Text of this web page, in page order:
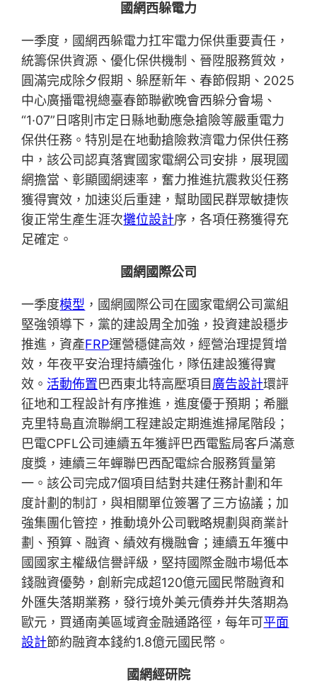
國網西躲電力
一季度，國網西躲電力扛牢電力保供重要責任，
統籌保供資源、優化保供機制、晉陞服務質效，
圓滿完成除夕假期、躲歷新年、春節假期、2025
中心廣播電視總臺春節聯歡晚會西躲分會場、
“1·07”日喀則市定日縣地動應急搶險等嚴重電力
保供任務。特別是在地動搶險救濟電力保供任務
中，該公司認真落實國家電網公司安排，展現國
網擔當、彰顯國網速率，奮力推進抗震救災任務
獲得實效，加速災后重建，幫助國民群眾敏捷恢
復正常生產生涯次攤位設計序，各項任務獲得充
足確定。
國網國際公司
一季度模型 ，國網國際公司在國家電網公司黨組
堅強領導下，黨的建設周全加強，投資建設穩步
推進，資產FRP運營穩健高效，經營治理提質增
效，年夜平安治理持續強化，隊伍建設獲得實
效。 活動佈置巴西東北特高壓項目 廣告設計環評
征地和工程設計有序推進，進度優于預期；希臘
克里特島直流聯網工程建設定期進進掃尾階段；
巴電CPFL公司連續五年獲評巴西電監局客戶滿意
度獎，連續三年蟬聯巴西配電綜合服務質量第
一。該公司完成7個項目結對共建任務計劃和年
度計劃的制訂，與相關單位簽署了三方協議；加
強集團化管控，推動境外公司戰略規劃與商業計
劃、預算、融資、績效有機融會；連續五年獲中
國國家主權級信譽評級，堅持國際金融市場低本
錢融資優勢，創新完成超120億元國民幣融資和
外匯失落期業務，發行境外美元債券并失落期為
歐元，買通南美區域資金融通路徑，每年可平面
設計節約融資本錢約1.8億元國民幣。
國網經研院